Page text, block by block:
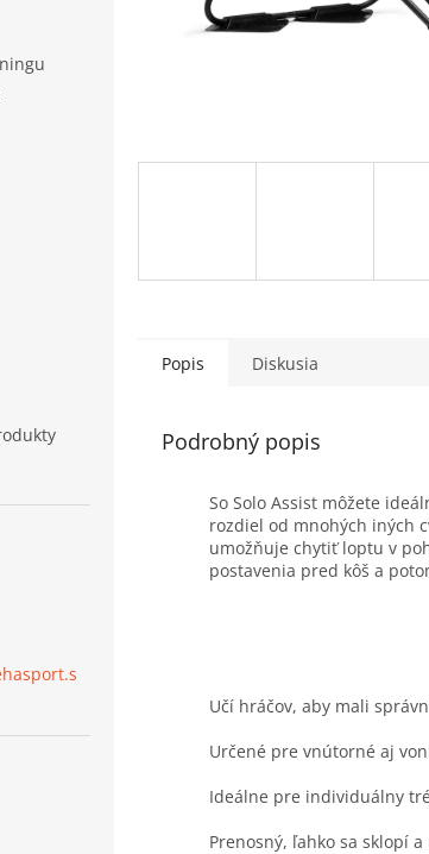
Popis Diskusia
Podrobný popis
So Solo Assist môžete
rozdiel od mnohých iných
umožňuje chytiť loptu v
postavenia pred kôš a
Učí hráčov, aby mali
Určené pre vnútorné aj
Ideálne pre individuálny
Prenosný, ľahko sa sklopí a